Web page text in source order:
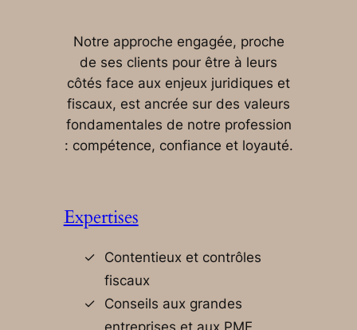
Notre approche engagée, proche
de ses clients pour être à leurs
côtés face aux enjeux juridiques et
fiscaux, est ancrée sur des valeurs
fondamentales de notre profession
: compétence, confiance et loyauté.
Expertises
Contentieux et contrôles
fiscaux
Conseils aux grandes
entreprises et aux PME